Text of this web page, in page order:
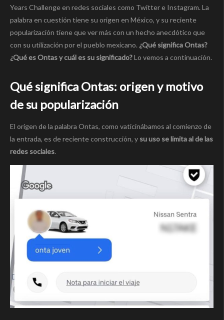
Years Challenge en redes sociales como Twitter e Instagram. La
palabra en cuestión tiene su origen en México, y su reciente
popularización tiene que ver más con un hecho anecdótico que
con su utilización por el pueblo mexicano. ¿Qué significa Ontas?
¿Qué es Ontas y cuál es su significado?Lo vemos a continuación.
Qué significa Ontas: origen y motivo
de su popularización
El origen de la palabra Ontas, como vaticinábamos al comienzo de
la entrada, es de reciente construcción, y su uso se limita al de las
redes sociales.